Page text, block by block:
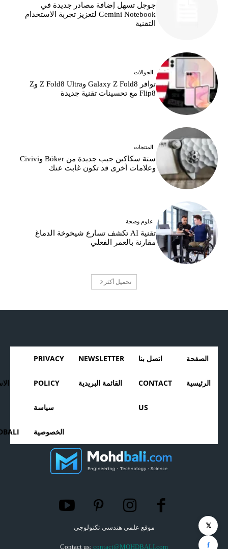
جوجل تسهل إضافة مصادر جديدة في
Gemini Notebook لتعزيز تجربة الاستخدام
التقنية
الجوالات
توافر Galaxy Z Fold8 وZ Fold8 Ultra وZ
Flip8 مع تحسينات تقنية جديدة
المنتجات
ستة سكاكين جيب جديدة من Böker وCivivi
وعلامات أخرى قد تكون غابت عنك
علوم وصحة
تقنية AI تكشف تسارع شيخوخة الدماغ
مقارنة بالعمر الفعلي
تحميل أكثر
الصفحة
الرئيسية
اتصل بنا
CONTACT
US
NEWSLETTER
القائمة البريدية
PRIVACY
POLICY
سياسة
الخصوصية
موقع علمي هندسي تكنولوجي
Contact us: contact@MOHDBALI.com
𝕏
f